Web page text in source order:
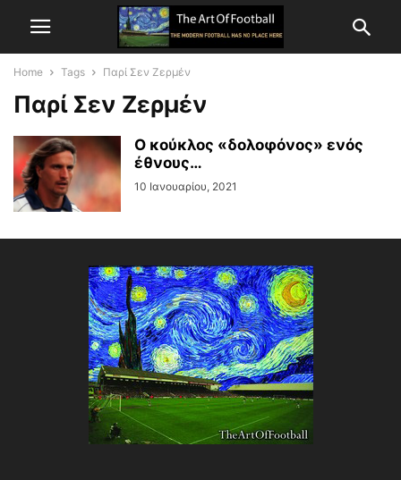
Home Tags Παρί Σεν Ζερμέν
Παρί Σεν Ζερμέν
Ο κούκλος «δολοφόνος» ενός
έθνους…
10 Ιανουαρίου, 2021